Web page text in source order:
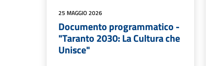
25 MAGGIO 2026
Documento programmatico -
"Taranto 2030: La Cultura che
Unisce"